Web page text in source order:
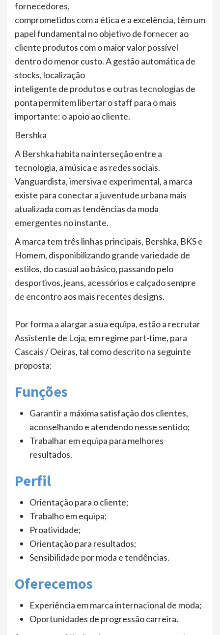
fornecedores,
comprometidos com a ética e a excelência, têm um
papel fundamental no objetivo de fornecer ao
cliente produtos com o maior valor possível
dentro do menor custo. A gestão automática de
stocks, localização
inteligente de produtos e outras tecnologias de
ponta permitem libertar o staff para o mais
importante: o apoio ao cliente.
Bershka
A Bershka habita na interseção entre a
tecnologia, a música e as redes sociais.
Vanguardista, imersiva e experimental, a marca
existe para conectar a juventude urbana mais
atualizada com as tendências da moda
emergentes no instante.
A marca tem três linhas principais, Bershka, BKS e
Homem, disponibilizando grande variedade de
estilos, do casual ao básico, passando pelo
desportivos, jeans, acessórios e calçado sempre
de encontro aos mais recentes designs.
Por forma a alargar a sua equipa, estão a recrutar
Assistente de Loja, em regime part-time, para
Cascais / Oeiras, tal como descrito na seguinte
proposta:
Funções
Garantir a máxima satisfação dos clientes,
aconselhando e atendendo nesse sentido;
Trabalhar em equipa para melhores
resultados.
Perfil
Orientação para o cliente;
Trabalho em equipa;
Proatividade;
Orientação para resultados;
Sensibilidade por moda e tendências.
Oferecemos
Experiência em marca internacional de moda;
Oportunidades de progressão carreira.